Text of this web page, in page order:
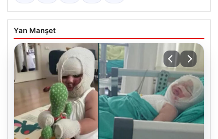
Yan Manşet